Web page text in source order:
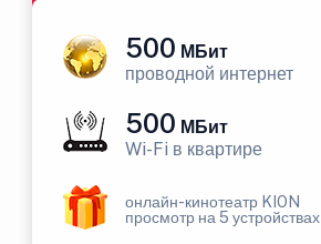
500 МБит
проводной интернет
500 МБит
Wi-Fi в квартире
онлайн-кинотеатр KION
просмотр на 5 устройствах